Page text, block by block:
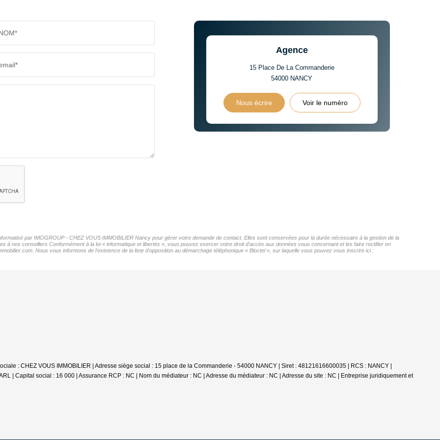
Agence
15 Place De La Commanderie
54000 NANCY
Nous écrire Voir le numéro
par IMOGROUP - CHEZ VOUS IMMOBILIER Nancy pour gérer votre demande de contact. Elles sont conservées pour la durée nécessaire à la gestion de la
à nos conseillers Conformément à la loi « informatique et libertés », vous pouvez exercer votre droit d'accès aux données vous concernant et les faire rectifier en
Nous vous informons de l'existence de la liste d'opposition au démarchage téléphonique « Bloctel », sur laquelle vous pouvez vous inscrire ici :
: CHEZ VOUS IMMOBILIER | Adresse siège social : 15 place de la Commanderie - 54000 NANCY | Siret : 48121616600035 | RCS : NANCY |
| Capital social : 16 000 | Assurance RCP : NC | Nom du médiateur : NC | Adresse du médiateur : NC | Adresse du site : NC |
Entreprise juridiquement et